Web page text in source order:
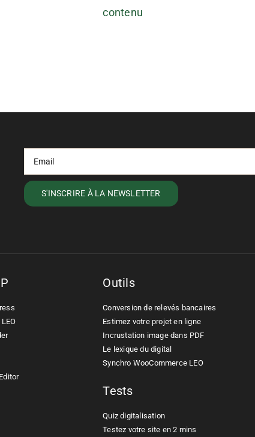
contenu
Outils
Conversion de relevés bancaires
Estimez votre projet en ligne
Incrustation image dans PDF
Le lexique du digital
Synchro WooCommerce LEO
Tests
Quiz digitalisation
Testez votre site en 2 mins